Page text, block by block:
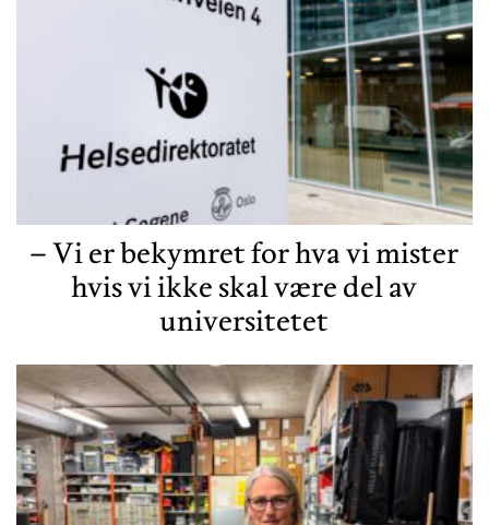
– Vi er bekymret for hva vi mister
hvis vi ikke skal være del av
universitetet